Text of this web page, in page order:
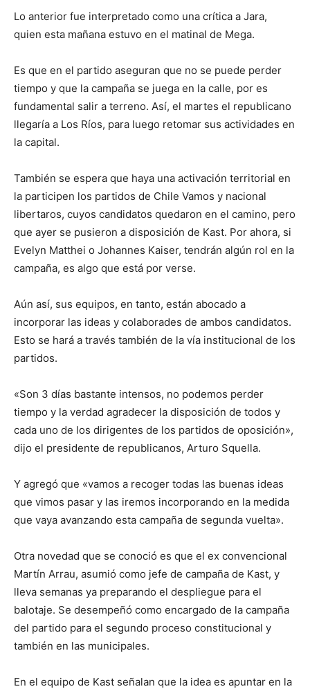
Lo anterior fue interpretado como una crítica a Jara,
quien esta mañana estuvo en el matinal de Mega.
Es que en el partido aseguran que no se puede perder
tiempo y que la campaña se juega en la calle, por es
fundamental salir a terreno. Así, el martes el republicano
llegaría a Los Ríos, para luego retomar sus actividades en
la capital.
También se espera que haya una activación territorial en
la participen los partidos de Chile Vamos y nacional
libertaros, cuyos candidatos quedaron en el camino, pero
que ayer se pusieron a disposición de Kast. Por ahora, si
Evelyn Matthei o Johannes Kaiser, tendrán algún rol en la
campaña, es algo que está por verse.
Aún así, sus equipos, en tanto, están abocado a
incorporar las ideas y colaborades de ambos candidatos.
Esto se hará a través también de la vía institucional de los
partidos.
«Son 3 días bastante intensos, no podemos perder
tiempo y la verdad agradecer la disposición de todos y
cada uno de los dirigentes de los partidos de oposición»,
dijo el presidente de republicanos, Arturo Squella.
Y agregó que «vamos a recoger todas las buenas ideas
que vimos pasar y las iremos incorporando en la medida
que vaya avanzando esta campaña de segunda vuelta».
Otra novedad que se conoció es que el ex convencional
Martín Arrau, asumió como jefe de campaña de Kast, y
lleva semanas ya preparando el despliegue para el
balotaje. Se desempeñó como encargado de la campaña
del partido para el segundo proceso constitucional y
también en las municipales.
En el equipo de Kast señalan que la idea es apuntar en la